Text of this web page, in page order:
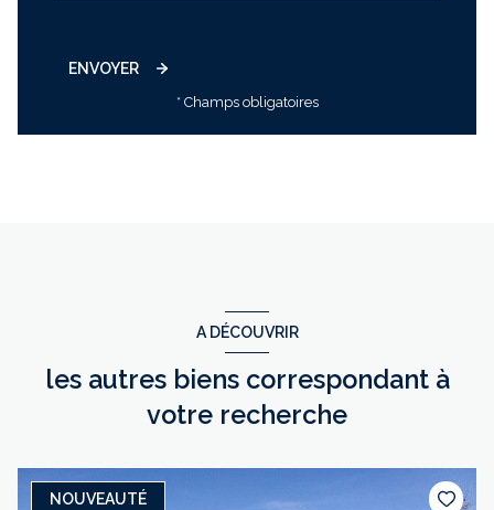
ENVOYER
* Champs obligatoires
A DÉCOUVRIR
les autres biens correspondant à
votre recherche
NOUVEAUTÉ